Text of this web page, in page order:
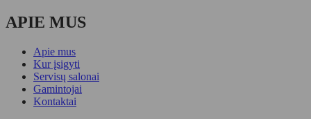
APIE MUS
Apie mus
Kur įsigyti
Servisų salonai
Gamintojai
Kontaktai